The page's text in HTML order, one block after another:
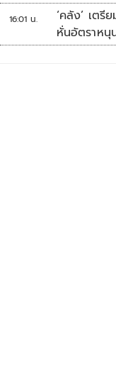
16:01 น.
‘คลัง’ เตรี
หั่นอัตราหนุ
หมุดไทย